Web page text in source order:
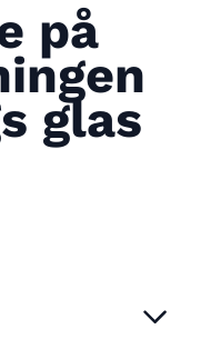
på
glas